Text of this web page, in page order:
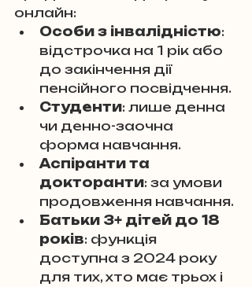
онлайн:
Особи з інвалідністю:
відстрочка на 1 рік або
до закінчення дії
пенсійного посвідчення.
Студенти: лише денна
чи денно-заочна
форма навчання.
Аспіранти та
докторанти: за умови
продовження навчання.
Батьки 3+ дітей до 18
років: функція
доступна з 2024 року
для тих, хто має трьох і